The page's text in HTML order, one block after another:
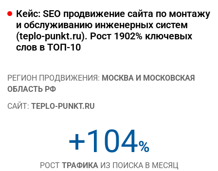
Кейс: SEO продвижение сайта по монтажу
и обслуживанию инженерных систем
(teplo-punkt.ru). Рост 1902% ключевых
слов в ТОП-10
РЕГИОН ПРОДВИЖЕНИЯ: МОСКВА И МОСКОВСКАЯ
ОБЛАСТЬ РФ
САЙТ: TEPLO-PUNKT.RU
+104%
РОСТ ТРАФИКАИЗ ПОИСКА В МЕСЯЦ